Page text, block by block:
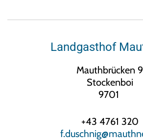
Landgasthof
Mauthbrücken 9
Stockenboi
9701
+43 4761 320